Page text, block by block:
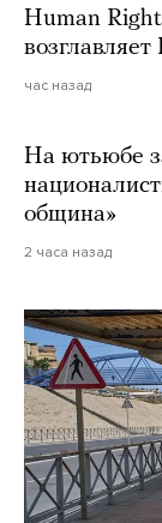
Human
час назад
На ютьюбе
община»
2 часа назад